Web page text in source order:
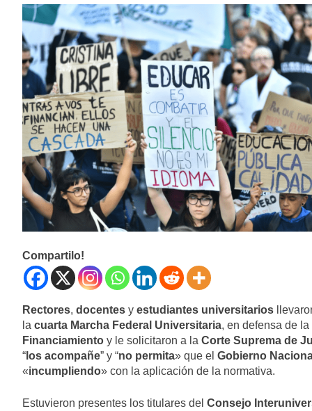
Compartilo!
Rectores, docentes y estudiantes universitarios
la cuarta Marcha Federal Universitaria, en defensa de la
Financiamiento y le solicitaron a la Corte Suprema de
“ los acompañe” y “no permita» que el Gobierno
«incumpliendo» con la aplicación de la normativa.
Estuvieron presentes los titulares del Consejo